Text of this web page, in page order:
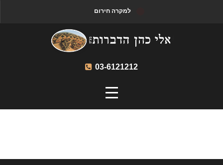
03-6121212
למקרה חירום